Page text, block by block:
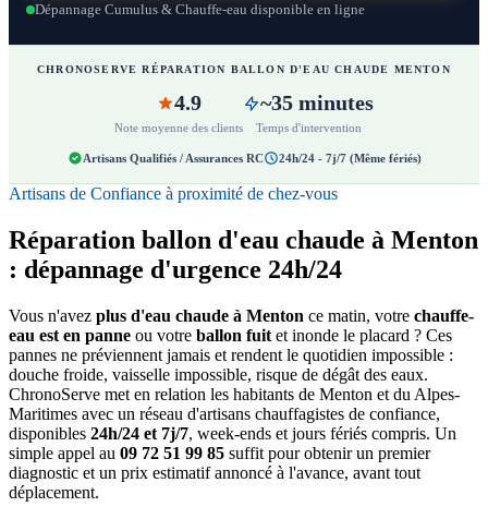
Dépannage Cumulus & Chauffe-eau disponible en ligne
CHRONOSERVE RÉPARATION BALLON D'EAU CHAUDE MENTON
4.9
Note moyenne des clients
~35 minutes
Temps d'intervention
Artisans Qualifiés / Assurances RC 24h/24 - 7j/7 (Même fériés)
Artisans de Confiance à proximité de chez-vous
Réparation ballon d'eau chaude à Menton
: dépannage d'urgence 24h/24
Vous n'avez plus d'eau chaude à Menton ce matin, votre chauffe-
eau est en panne ou votre ballon fuit et inonde le placard ? Ces
pannes ne préviennent jamais et rendent le quotidien impossible :
douche froide, vaisselle impossible, risque de dégât des eaux.
ChronoServe met en relation les habitants de Menton et du Alpes-
Maritimes avec un réseau d'artisans chauffagistes de confiance,
disponibles 24h/24 et 7j/7, week-ends et jours fériés compris. Un
simple appel au 09 72 51 99 85 suffit pour obtenir un premier
diagnostic et un prix estimatif annoncé à l'avance, avant tout
déplacement.